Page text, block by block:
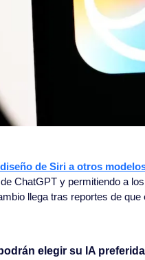
de Siri a otros
ChatGPT y permitiendo a
llega tras reportes de
elegir su IA preferida